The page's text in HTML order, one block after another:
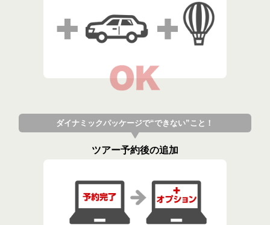
ダイナミックパッケージで“できない”こと！
ツアー予約後の追加